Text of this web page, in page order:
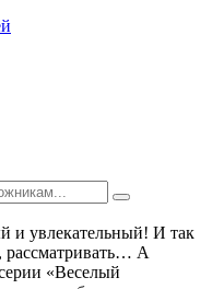
и увлекательный! И так
рассматривать… А
«Веселый